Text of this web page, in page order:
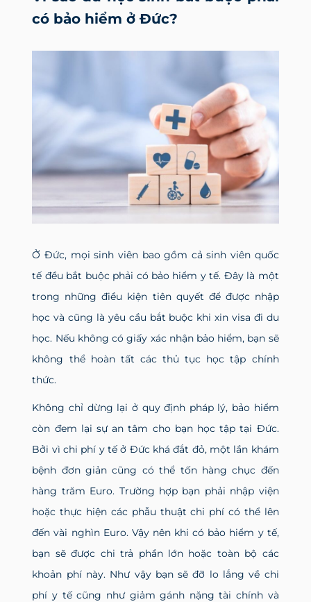
có bảo hiểm ở Đức?
Ở Đức, mọi sinh viên bao gồm cả sinh viên quốc
tế đều bắt buộc phải có bảo hiểm y tế. Đây là một
trong những điều kiện tiên quyết để được nhập
học và cũng là yêu cầu bắt buộc khi xin visa đi du
học. Nếu không có giấy xác nhận bảo hiểm, bạn sẽ
không thể hoàn tất các thủ tục học tập chính
thức.
Không chỉ dừng lại ở quy định pháp lý, bảo hiểm
còn đem lại sự an tâm cho bạn học tập tại Đức.
Bởi vì chi phí y tế ở Đức khá đắt đỏ, một lần khám
bệnh đơn giản cũng có thể tốn hàng chục đến
hàng trăm Euro. Trường hợp bạn phải nhập viện
hoặc thực hiện các phẫu thuật chi phí có thể lên
đến vài nghìn Euro. Vậy nên khi có bảo hiểm y tế,
bạn sẽ được chi trả phần lớn hoặc toàn bộ các
khoản phí này. Như vậy bạn sẽ đỡ lo lắng về chi
phí y tế cũng như giảm gánh nặng tài chính và